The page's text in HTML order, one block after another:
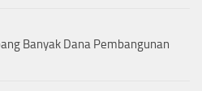
Banyak Dana Pembangunan